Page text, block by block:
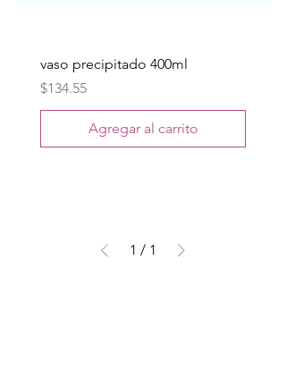
vaso precipitado 400ml
Precio
$134.55
Agregar al carrito
1 / 1